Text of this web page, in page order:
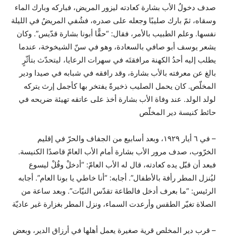
صدف دخولُ الأب بشارة كعادته ليزور المريض، فباركه وبارك الماء
وسقاه، ثمّ بارك صليبًا وجعله على صدره، فشُفي المريضُ في الليلة
نفسها. وعلم الطبيب بالأمر، فقال: “حقًّا أبونا بشارة قدّيس”. وكان
يشعر يوسف أبو صافي بالسعادة، وهو في سنّ الشيخوخة، عندما
يطلب إليه أحدُ الكهنة مرافقتَه في سهرات الرعايا، ليتحدّث بتأثّرٍ
بالغ عن معرفته بالأب بشارة، وقد رافقه في شبابه في صيدا ودير
المخلّص. كان يحمل الصليب ذخيرةً يفتخر بها كأجمل إرث يتركه
لولد الولد. عند وفاة الأب بشارة أخذ على عاتقه تهيئة ضريحه في
حائط كنيسة دير المخلّص
– في ٦ أيار ١٩٢٩، وبعد أسابيع من الجفاف والحرّ في إقليم
الخرّوب، صدف مرور الأب بشارة أمام الأب العامّ قاصدًا الكنيسة.
فبعد أن قبّل يده كعادته، قال له الأب العامّ: “أدخلْ وقُلْ ليسوع
ليُنزل المطر رأفة بالأطفال”. أجابه: “أنا خاطي يا بونا العام”. أجابه
الرئيس: “ما بعرف أدخل فالطاعة تقدّس النيّات”. وبعد ساعة من
الصلاة تغيّر الطقس وأرعدت السماء، ونزل المطر بغزارة غير عاديّة
– قرب دير المخلص قرية صغيرة يعمل أهلها في أرزاق الدير، وبعض